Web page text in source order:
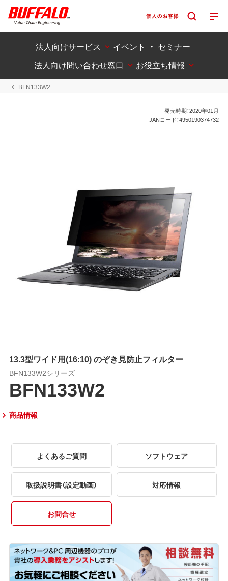
法人向けサービス
イベント ・ セミナー
法人向け問い合わせ窓口
お役立ち情報
BFN133W2
発売時期：2020年01月
JANコード：4950190374732
13.3型ワイド用(16:10) のぞき見防止フィルター
BFN133W2シリーズ
BFN133W2
商品情報
よくあるご質問 ソフトウェア
取扱説明書（設定動画） 対応情報
お問合せ